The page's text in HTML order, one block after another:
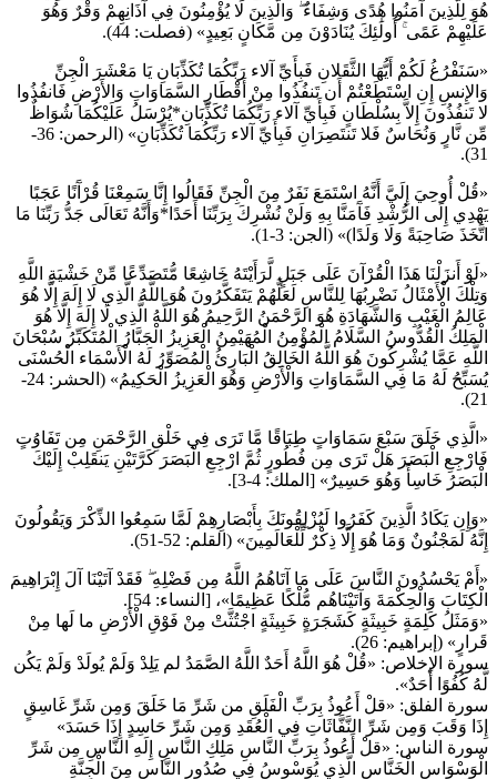
هُوَ لِلَّذِينَ آمَنُوا هُدًى وَشِفَاءٌ ۖ وَالَّذِينَ لَا يُؤْمِنُونَ فِي آذَانِهِمْ وَقْرٌ وَهُوَ
عَلَيْهِمْ عَمًى ۚ أُولَٰئِكَ يُنَادَوْنَ مِن مَّكَانٍ بَعِيدٍ» (فصلت: 44).
«سَنَفْرُغُ لَكُمْ أَيُّهَا الثَّقَلانِ فَبِأَيِّ آلاء رَبِّكُمَا تُكَذِّبَانِ يَا مَعْشَرَ الْجِنِّ
وَالإِنسِ إِنِ اسْتَطَعْتُمْ أَن تَنفُذُوا مِنْ أَقْطَارِ السَّمَاوَاتِ وَالأَرْضِ فَانفُذُوا
لا تَنفُذُونَ إِلاَّ بِسُلْطَانٍ فَبِأَيِّ آلاء رَبِّكُمَا تُكَذِّبَانِ*يُرْسَلُ عَلَيْكُمَا شُوَاظٌ
مِّن نَّارٍ وَنُحَاسٌ فَلا تَنتَصِرَانِ فَبِأَيِّ آلاء رَبِّكُمَا تُكَذِّبَانِ» (الرحمن: 36-
31).
«قُلْ أُوحِيَ إِلَيَّ أَنَّهُ اسْتَمَعَ نَفَرٌ مِنَ الْجِنِّ فَقَالُوا إِنَّا سَمِعْنَا قُرْآَنًا عَجَبًا
يَهْدِي إِلَى الرُّشْدِ فَآَمَنَّا بِهِ وَلَنْ نُشْرِكَ بِرَبِّنَا أَحَدًا*وَأَنَّهُ تَعَالَى جَدُّ رَبِّنَا مَا
اتَّخَذَ صَاحِبَةً وَلَا وَلَدًا)» (الجن: 3-1).
«لَوْ أَنزَلْنَا هَذَا الْقُرْآنَ عَلَى جَبَلٍ لَّرَأَيْتَهُ خَاشِعًا مُّتَصَدِّعًا مِّنْ خَشْيَةِ اللَّهِ
وَتِلْكَ الْأَمْثَالُ نَضْرِبُهَا لِلنَّاسِ لَعَلَّهُمْ يَتَفَكَّرُونَ هُوَ اللَّهُ الَّذِي لَا إِلَهَ إِلَّا هُوَ
عَالِمُ الْغَيْبِ وَالشَّهَادَةِ هُوَ الرَّحْمَنُ الرَّحِيمُ هُوَ اللَّهُ الَّذِي لَا إِلَهَ إِلَّا هُوَ
الْمَلِكُ الْقُدُّوسُ السَّلَامُ الْمُؤْمِنُ الْمُهَيْمِنُ الْعَزِيزُ الْجَبَّارُ الْمُتَكَبِّرُ سُبْحَانَ
اللَّهِ عَمَّا يُشْرِكُونَ هُوَ اللَّهُ الْخَالِقُ الْبَارِئُ الْمُصَوِّرُ لَهُ الْأَسْمَاء الْحُسْنَى
يُسَبِّحُ لَهُ مَا فِي السَّمَاوَاتِ وَالْأَرْضِ وَهُوَ الْعَزِيزُ الْحَكِيمُ» (الحشر: 24-
21).
«الَّذِي خَلَقَ سَبْعَ سَمَاوَاتٍ طِبَاقًا مَّا تَرَى فِي خَلْقِ الرَّحْمَنِ مِن تَفَاوُتٍ
فَارْجِعِ الْبَصَرَ هَلْ تَرَى مِن فُطُورٍ ثُمَّ ارْجِعِ الْبَصَرَ كَرَّتَيْنِ يَنقَلِبْ إِلَيْكَ
الْبَصَرُ خَاسِأً وَهُوَ حَسِيرٌ» [الملك: 4-3].
«وَإِن يَكَادُ الَّذِينَ كَفَرُوا لَيُزْلِقُونَكَ بِأَبْصَارِهِمْ لَمَّا سَمِعُوا الذِّكْرَ وَيَقُولُونَ
إِنَّهُ لَمَجْنُونٌ وَمَا هُوَ إِلَّا ذِكْرٌ لِّلْعَالَمِينَ» (القلم: 52-51).
«أَمْ يَحْسُدُونَ النَّاسَ عَلَى مَا آتَاهُمُ اللَّهُ مِن فَضْلِهِ ۖ فَقَدْ آتَيْنَا آلَ إِبْرَاهِيمَ
الْكِتَابَ وَالْحِكْمَةَ وَآتَيْنَاهُم مُّلْكًا عَظِيمًا»، [النساء: 54].
«وَمَثَلُ كَلِمَةٍ خَبِيثَةٍ كَشَجَرَةٍ خَبِيثَةٍ اجْتُثَّتْ مِنْ فَوْقِ الْأَرْضِ ما لَها مِنْ
قَرارٍ» (إبراهيم: 26).
سورة الإخلاص: «قُلْ هُوَ اللَّهُ أَحَدٌ اللَّهُ الصَّمَدُ لم يَلِدْ وَلَمْ يُولَدْ وَلَمْ يَكُن
لَّهُ كُفُوًا أَحَدٌ».
سورة الفلق: «قلْ أَعُوذُ بِرَبِّ الْفَلَقِ من شَرِّ مَا خَلَقَ وَمِن شَرِّ غَاسِقٍ
إِذَا وَقَبَ وَمِن شَرِّ النَّفَّاثَاتِ فِي الْعُقَدِ وَمِن شَرِّ حَاسِدٍ إِذَا حَسَدَ»
سورة الناس: «قلْ أَعُوذُ بِرَبِّ النَّاسِ مَلِكِ النَّاسِ إِلَهِ النَّاسِ مِن شَرِّ
الْوَسْوَاسِ الْخَنَّاسِ الَّذِي يُوَسْوِسُ فِي صُدُورِ النَّاسِ مِنَ الْجِنَّةِ